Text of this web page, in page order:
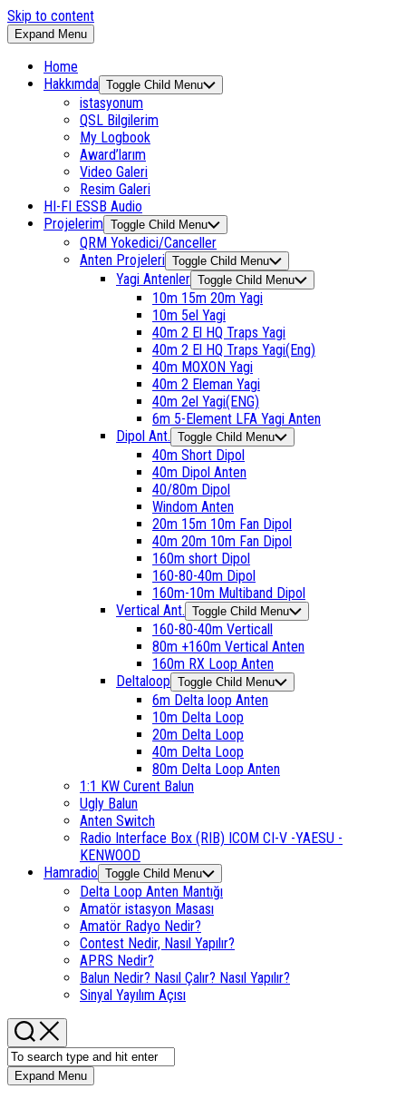
Skip to content
Expand Menu
Home
Hakkımda Toggle Child Menu
istasyonum
QSL Bilgilerim
My Logbook
Award’larım
Video Galeri
Resim Galeri
HI-FI ESSB Audio
Projelerim Toggle Child Menu
QRM Yokedici/Canceller
Anten Projeleri Toggle Child Menu
Yagi Antenler Toggle Child Menu
10m 15m 20m Yagi
10m 5el Yagi
40m 2 El HQ Traps Yagi
40m 2 El HQ Traps Yagi(Eng)
40m MOXON Yagi
40m 2 Eleman Yagi
40m 2el Yagi(ENG)
6m 5-Element LFA Yagi Anten
Dipol Ant. Toggle Child Menu
40m Short Dipol
40m Dipol Anten
40/80m Dipol
Windom Anten
20m 15m 10m Fan Dipol
40m 20m 10m Fan Dipol
160m short Dipol
160-80-40m Dipol
160m-10m Multiband Dipol
Vertical Ant. Toggle Child Menu
160-80-40m Verticall
80m +160m Vertical Anten
160m RX Loop Anten
Deltaloop Toggle Child Menu
6m Delta loop Anten
10m Delta Loop
20m Delta Loop
40m Delta Loop
80m Delta Loop Anten
1:1 KW Curent Balun
Ugly Balun
Anten Switch
Radio Interface Box (RIB) ICOM CI-V -YAESU -
KENWOOD
Hamradio Toggle Child Menu
Delta Loop Anten Mantığı
Amatör istasyon Masası
Amatör Radyo Nedir?
Contest Nedir, Nasıl Yapılır?
APRS Nedir?
Balun Nedir? Nasıl Çalır? Nasıl Yapılır?
Sinyal Yayılım Açısı
Expand Menu